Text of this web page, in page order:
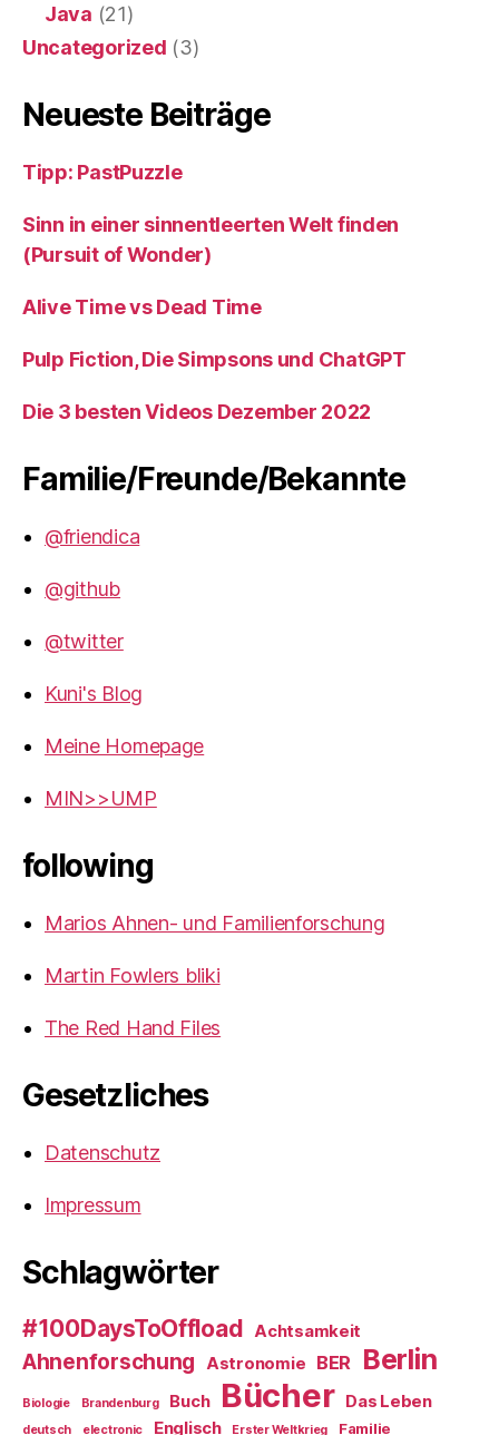
Java (21)
Uncategorized (3)
Neueste Beiträge
Tipp: PastPuzzle
Sinn in einer sinnentleerten Welt finden
(Pursuit of Wonder)
Alive Time vs Dead Time
Pulp Fiction, Die Simpsons und ChatGPT
Die 3 besten Videos Dezember 2022
Familie/Freunde/Bekannte
@friendica
@github
@twitter
Kuni's Blog
Meine Homepage
MIN>>UMP
following
Marios Ahnen- und Familienforschung
Martin Fowlers bliki
The Red Hand Files
Gesetzliches
Datenschutz
Impressum
Schlagwörter
#100DaysToOffload Achtsamkeit
Ahnenforschung Astronomie BER Berlin
Biologie Brandenburg Buch Bücher Das Leben
deutsch electronic Englisch Erster Weltkrieg Familie